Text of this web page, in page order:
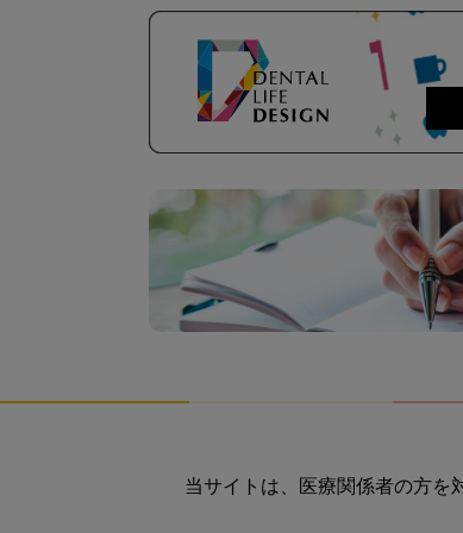
当サイトは、医療関係者の方を